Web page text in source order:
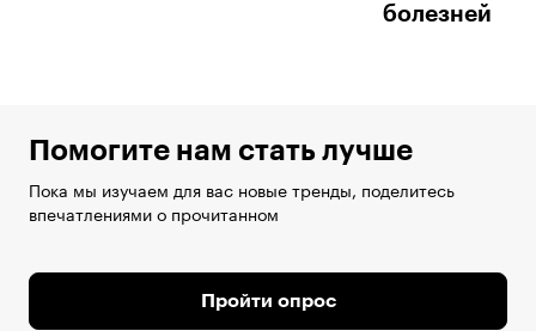
болезней
Помогите нам стать лучше
Пока мы изучаем для вас новые тренды, поделитесь
впечатлениями о прочитанном
Пройти опрос